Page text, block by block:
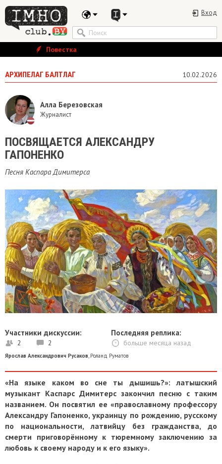
Вход
Повестка
АРХИПЕЛАГ БАЛТЛАГ 10.02.2026
Алла Березовская
Журналист
ПОСВЯЩАЕТСЯ АЛЕКСАНДРУ
ГАПОНЕНКО
Песня Каспара Димитерса
Участники дискуссии:
2 2
Последняя реплика:
больше месяца назад
Ярослав Александрович Русаков, Роланд Руматов
«На языке каком во сне ты дышишь?»: латышский
музыкант Каспарс Димитерс закончил песню с таким
названием. Он посвятил ее «православному профессору
Александру Гапоненко, украинцу по рождению, русскому
по национальности, латвийцу без гражданства, до
смерти приговорённому к тюремному заключению за
любовь к своему народу и к его языку».